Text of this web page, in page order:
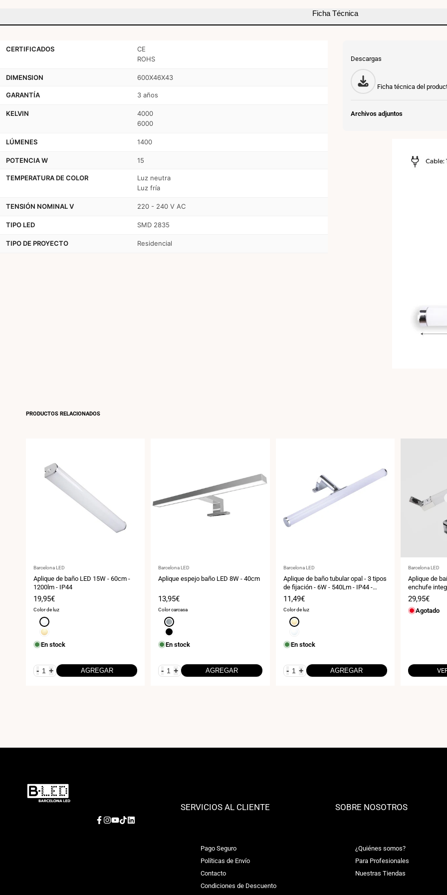
Ficha Técnica
CERTIFICADOS
CE
ROHS
DIMENSION 600X46X43
GARANTÍA 3 años
KELVIN
4000
6000
LÚMENES 1400
POTENCIA W 15
TEMPERATURA DE COLOR
Luz neutra
Luz fría
TENSIÓN NOMINAL V 220 - 240 V AC
TIPO LED SMD 2835
TIPO DE PROYECTO Residencial
Descargas
Ficha técnica del
Archivos adjuntos
PRODUCTOS RELACIONADOS
Proveedor:
Barcelona LED
Aplique de baño LED 15W - 60cm -
1200lm - IP44
Precio
de
venta
19,95€
Color de luz
Blanco
neutro
Blanco
cálido
3000K
En stock
- + AGREGAR
Proveedor:
Barcelona LED
Aplique espejo baño LED 8W - 40cm
Precio
de
venta
13,95€
Color carcasa
Cromo
Negro
En stock
- + AGREGAR
Proveedor:
Barcelona LED
Aplique de baño tubular opal - 3 tipos
de fijación - 6W - 540Lm - IP44 -
40cm
Precio
de
venta
11,49€
Color de luz
Blanco
neutro
4000K
En stock
- + AGREGAR
Proveedor:
Barcelona LED
Aplique de
enchufe
Precio
de
venta
29,95€
Agotado
Facebook
Instagram
YouTube
TikTokLinkedIn
SERVICIOS AL CLIENTE
Pago Seguro
Políticas de Envío
Contacto
Condiciones de Descuento
SOBRE NOSOTROS
¿Quiénes somos?
Para Profesionales
Nuestras Tiendas